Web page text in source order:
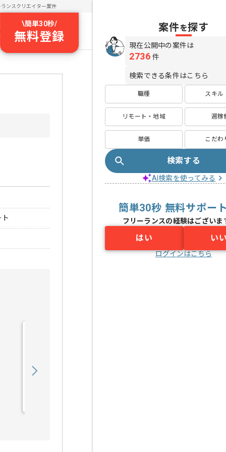
ランスクリエイター案件
\簡単30秒/
無料登録
案件を探す
現在公開中の案件は
2736 件
検索できる条件はこちら
職種 スキル
リモート・地域 週稼
単価 こだわ
検索する
AI検索を使ってみる
簡単30秒 無料サポー
フリーランスの経験はございま
はい い
ログインはこちら